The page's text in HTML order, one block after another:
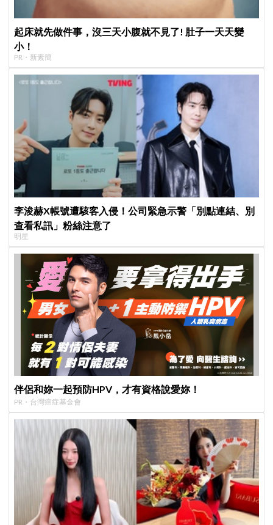
起床就先做件事，沒三天小腹就不見了! 肚子一天天變
小！
PR・新素簡
李浚赫X帳號遭駭客入侵！公司緊急示警「別點連結、別
查看私訊」粉絲注意了
明星
伴侶和妳一起預防HPV，才有資格說愛妳！
PR・台灣癌症基金會